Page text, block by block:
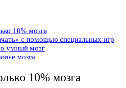
10% мозга
с помощью специальных игр
умный мозг
мозга
10% мозга